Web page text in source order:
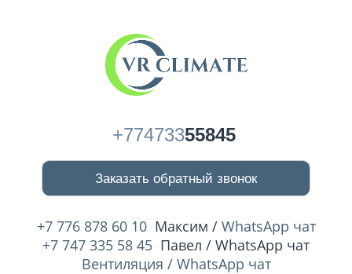
+77473355845
Заказать обратный звонок
+7 776 878 60 10 Максим / WhatsApp чат
+7 747 335 58 45 Павел / WhatsApp чат
Вентиляция / WhatsApp чат